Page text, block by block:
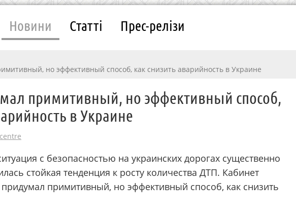
Новини Статті Прес-релізи
но эффективный способ, как снизить аварийность в Украине
примитивный, но эффективный способ,
в Украине
с безопасностью на украинских дорогах существенно
стойкая тенденция к росту количества ДТП. Кабинет
примитивный, но эффективный способ, как снизить